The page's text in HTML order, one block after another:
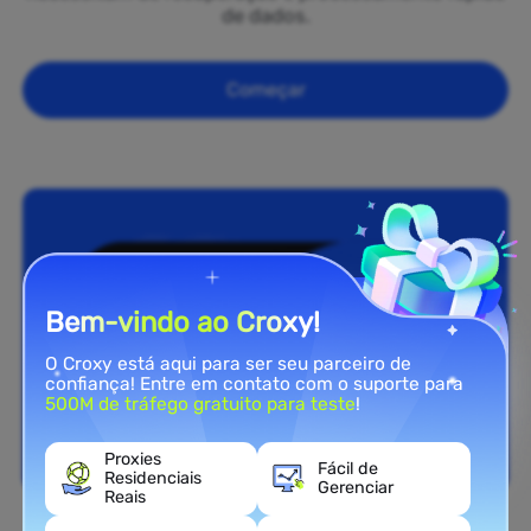
de dados.
Começar
Bem-vindo ao Croxy!
O Croxy está aqui para ser seu parceiro de
confiança! Entre em contato com o suporte para
500M de tráfego gratuito para teste!
Proxies
Residenciais
Reais
Fácil de
Gerenciar